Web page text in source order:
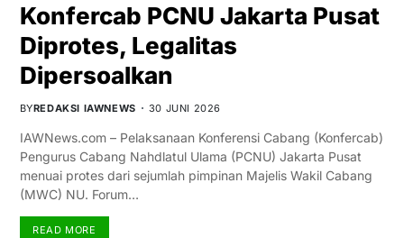
Konfercab PCNU Jakarta Pusat
Diprotes, Legalitas
Dipersoalkan
BYREDAKSI IAWNEWS 30 JUNI 2026
IAWNews.com – Pelaksanaan Konferensi Cabang (Konfercab)
Pengurus Cabang Nahdlatul Ulama (PCNU) Jakarta Pusat
menuai protes dari sejumlah pimpinan Majelis Wakil Cabang
(MWC) NU. Forum…
READ MORE